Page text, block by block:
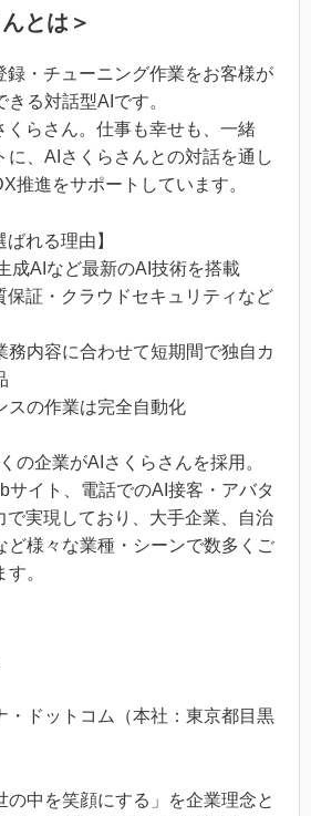
とは＞
録・チューニング作業をお客様が
る対話型AIです。
くらさん。仕事も幸せも、一緒
に、AIさくらさんとの対話を通し
推進をサポートしています。
ばれる理由】
成AIなど最新のAI技術を搭載
保証・クラウドセキュリティなど
務内容に合わせて短期間で独自カ
スの作業は完全自動化
の企業がAIさくらさんを採用。
サイト、電話でのAI接客・アバタ
で実現しており、大手企業、自治
ど様々な業種・シーンで数多くご
。
・ドットコム（本社：東京都目黒
の中を笑顔にする」を企業理念と